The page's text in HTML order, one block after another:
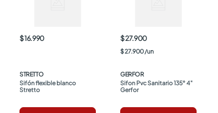
$ 16.990
STRETTO
Sifón flexible blanco
Stretto
$ 27.900
$27.900/un
GERFOR
Sifon Pvc Sanitario 135° 4"
Gerfor